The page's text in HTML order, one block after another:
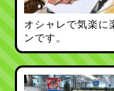
オシャレで気楽に
ンです。